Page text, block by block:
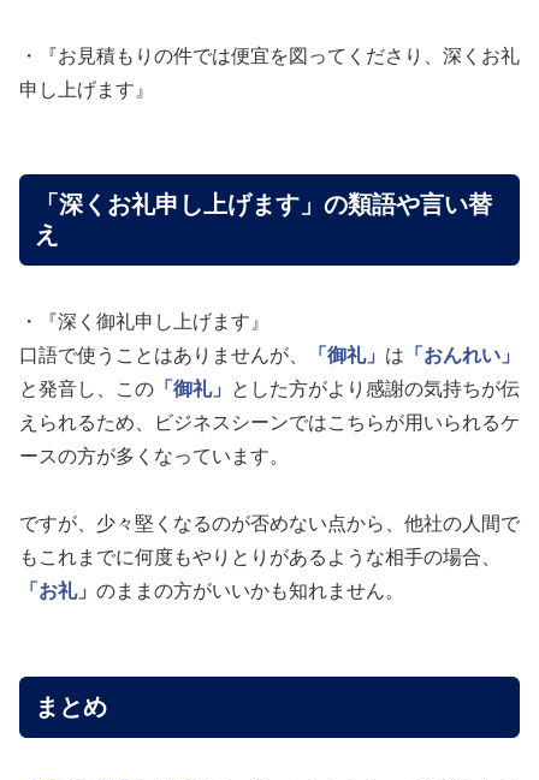
・『お見積もりの件では便宜を図ってくださり、深くお礼
申し上げます』
「深くお礼申し上げます」の類語や言い替
え
・『深く御礼申し上げます』
口語で使うことはありませんが、
「御礼」 は 「おんれい」
と発音し、この 「御礼」
とした方がより感謝の気持ちが伝
えられるため、ビジネスシーンではこちらが用いられるケ
ースの方が多くなっています。
ですが、少々堅くなるのが否めない点から、他社の人間で
もこれまでに何度もやりとりがあるような相手の場合、
「お礼」 のままの方がいいかも知れません。
まとめ